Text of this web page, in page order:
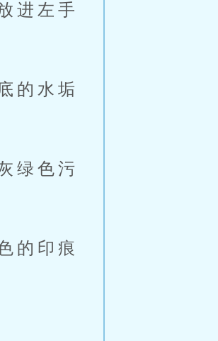
进左手
的水垢
绿色污
的印痕